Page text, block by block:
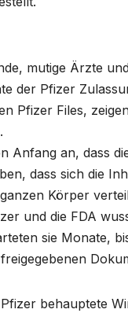
mutige Ärzte
der Pfizer
Pfizer Files,
Anfang an, dass
dass sich die
Körper
und die FDA
sie Monate,
behauptete